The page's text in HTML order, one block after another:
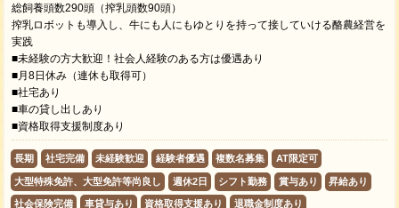
総飼養頭数290頭（搾乳頭数90頭）
搾乳ロボットも導入し、牛にも人にもゆとりを持って接していける酪農経営を
実践
■未経験の方大歓迎！社会人経験のある方は優遇あり
■月8日休み（連休も取得可）
■社宅あり
■車の貸し出しあり
■資格取得支援制度あり
長期 社宅完備 未経験歓迎 経験者優遇 複数名募集 AT限定可
大型特殊免許、大型免許等尚良し 週休2日 シフト勤務 賞与あり 昇給あり
社会保険完備 車貸与あり 資格取得支援あり 退職金制度あり